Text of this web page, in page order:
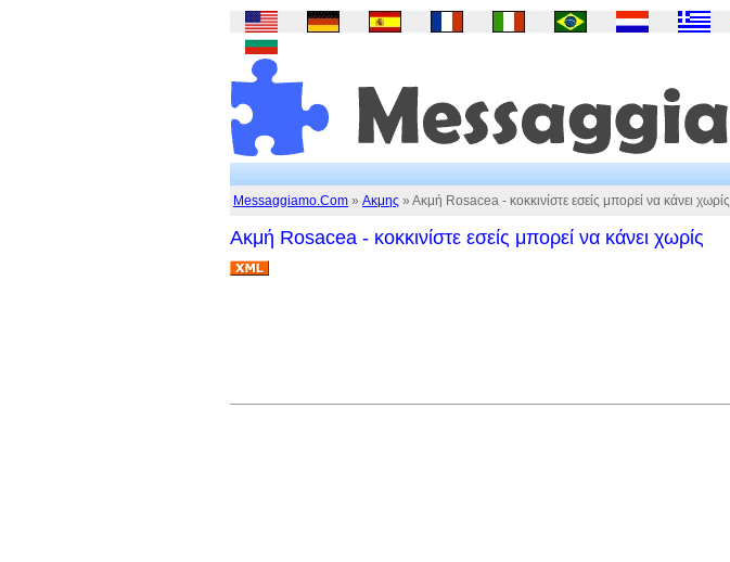
Messaggiamo.Com » Ακμης » Ακμή Rosacea - κοκκινίστε εσείς μπορεί να κάνει χωρίς
Ακμή Rosacea - κοκκινίστε εσείς μπορεί να κάνει χωρίς